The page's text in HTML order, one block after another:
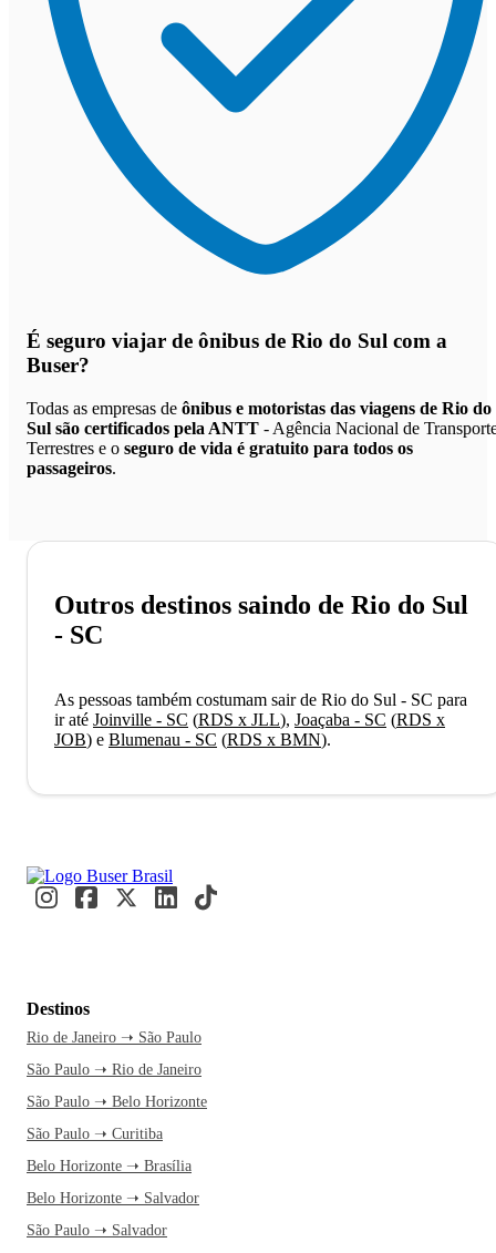
É seguro viajar de ônibus de Rio do Sul com a
Buser?
Todas as empresas de ônibus e motoristas das viagens de Rio do
Sul são certificados pela ANTT - Agência Nacional de
Terrestres e o seguro de vida é gratuito para todos os
passageiros.
Outros destinos saindo de Rio do Sul
- SC
As pessoas também costumam sair de Rio do Sul - SC para
ir até Joinville - SC (RDS x JLL), Joaçaba - SC (RDS x
JOB) e Blumenau - SC (RDS x BMN).
Destinos
Rio de Janeiro ➝ São Paulo
São Paulo ➝ Rio de Janeiro
São Paulo ➝ Belo Horizonte
São Paulo ➝ Curitiba
Belo Horizonte ➝ Brasília
Belo Horizonte ➝ Salvador
São Paulo ➝ Salvador